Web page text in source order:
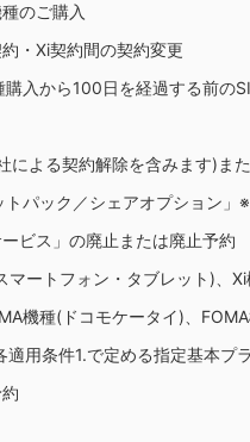
のご購入
・Xi契約間の契約変更
購入から100日を経過する前の
による契約解除を含みます)ま
トパック／シェアオプション」
ビス」の廃止または廃止予約
マートフォン・タブレット)、
機種(ドコモケータイ)、
適用条件1.で定める指定基本プ